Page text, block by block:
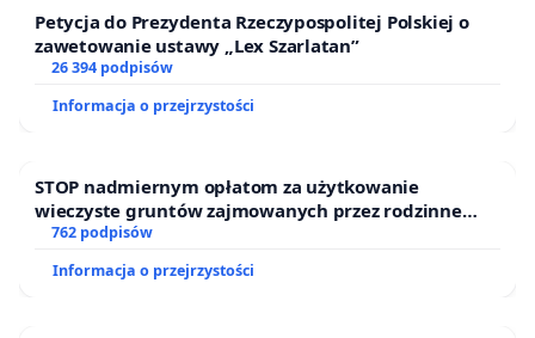
Petycja do Prezydenta Rzeczypospolitej Polskiej o
zawetowanie ustawy „Lex Szarlatan”
26 394 podpisów
Informacja o przejrzystości
STOP nadmiernym opłatom za użytkowanie
wieczyste gruntów zajmowanych przez rodzinne
ogrody działkowe.
762 podpisów
Informacja o przejrzystości